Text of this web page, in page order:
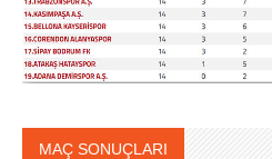
MAÇ SONUÇLARI